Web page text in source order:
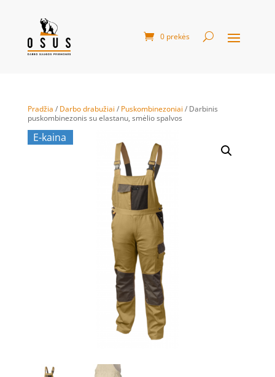
0 prekės
Pradžia / Darbo drabužiai / Puskombinezoniai / Darbinis
puskombinezonis su elastanu, smėlio spalvos
E-kaina